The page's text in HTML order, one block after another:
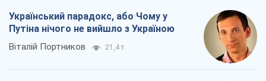
Український парадокс, або Чому у
Путіна нічого не вийшло з Україною
Віталій Портников 21,4 т.